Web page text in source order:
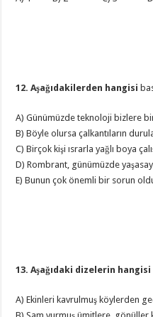
12. Aşağıdakilerden hangisi
A) Günümüzde teknoloji bizlere
B) Böyle olursa çalkantıların
C) Birçok kişi ısrarla yağlı boya
D) Rombrant, günümüzde
E) Bunun çok önemli bir sorun
13. Aşağıdaki dizelerin
A) Ekinleri kavrulmuş köylerden